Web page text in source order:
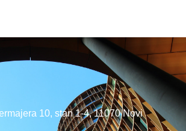
10, stan 1-4, 11070 Novi